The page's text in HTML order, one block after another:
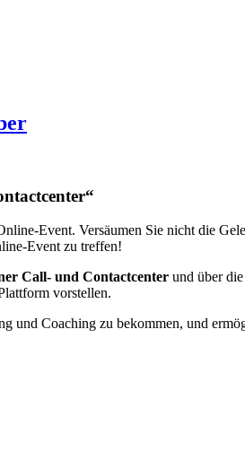
Event. Versäumen Sie nicht die
Event zu treffen!
Call- und Contactcenter und über
vorstellen.
und Coaching zu bekommen, und